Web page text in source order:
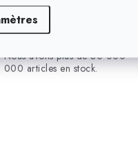
30 000 000 pièces
EN STOCK
Nous avons plus de 30 000
000 articles en stock.